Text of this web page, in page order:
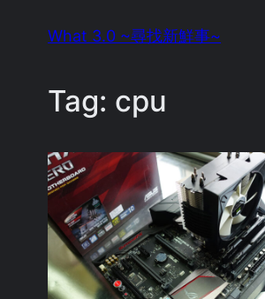
What 3.0 ~尋找新鮮事~
Tag: cpu